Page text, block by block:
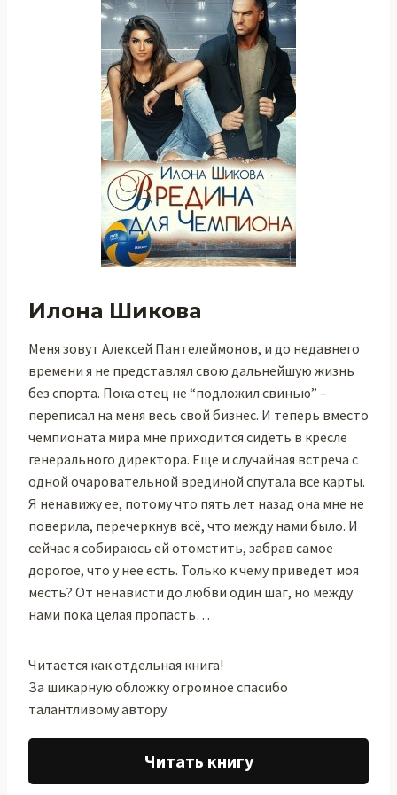
Илона Шикова
Меня зовут Алексей Пантелеймонов, и до недавнего
времени я не представлял свою дальнейшую жизнь
без спорта. Пока отец не “подложил свинью” –
переписал на меня весь свой бизнес. И теперь вместо
чемпионата мира мне приходится сидеть в кресле
генерального директора. Еще и случайная встреча с
одной очаровательной врединой спутала все карты.
Я ненавижу ее, потому что пять лет назад она мне не
поверила, перечеркнув всё, что между нами было. И
сейчас я собираюсь ей отомстить, забрав самое
дорогое, что у нее есть. Только к чему приведет моя
месть? От ненависти до любви один шаг, но между
нами пока целая пропасть…
Читается как отдельная книга!
За шикарную обложку огромное спасибо
талантливому автору
Читать книгу